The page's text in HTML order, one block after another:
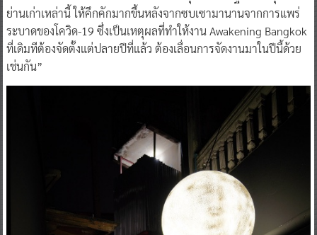
ต่องานไฟกันในตอนค่ำ ซึ่งคาดหวังให้การขยายพื้นที่และมีกิจกรรม
จากพันธมิตรมากขึ้นในครั้งนี้่ จะช่วยกระตุ้นให้เศรษฐกิจของชุมชนใน
ย่านเก่าเหล่านี้ ให้คึกคักมากขึ้นหลังจากซบเซามานานจากการแพร่
ระบาดของโควิด-19 ซึ่งเป็นเหตุผลที่ทำให้งาน Awakening Bangkok